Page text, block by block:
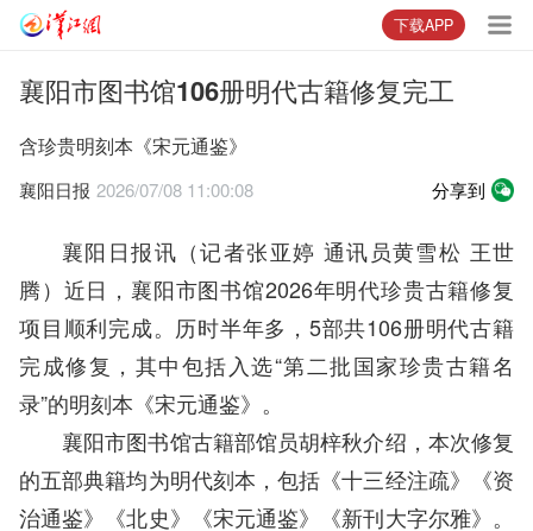
下载APP
襄阳市图书馆106册明代古籍修复完工
含珍贵明刻本《宋元通鉴》
襄阳日报 2026/07/08 11:00:08 分享到
襄阳日报讯（记者张亚婷 通讯员黄雪松 王世
腾）近日，襄阳市图书馆2026年明代珍贵古籍修复
项目顺利完成。历时半年多，5部共106册明代古籍
完成修复，其中包括入选“第二批国家珍贵古籍名
录”的明刻本《宋元通鉴》。
襄阳市图书馆古籍部馆员胡梓秋介绍，本次修复
的五部典籍均为明代刻本，包括《十三经注疏》《资
治通鉴》《北史》《宋元通鉴》《新刊大字尔雅》。